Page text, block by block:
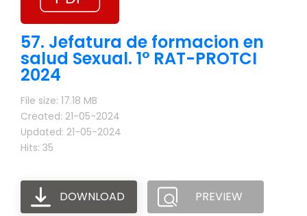
57. Jefatura de formacion en
salud Sexual. 1° RAT-PROTCI
2024
File size: 17.18 MB
Created: 21-05-2024
Updated: 21-05-2024
Hits: 35
DOWNLOAD PREVIEW